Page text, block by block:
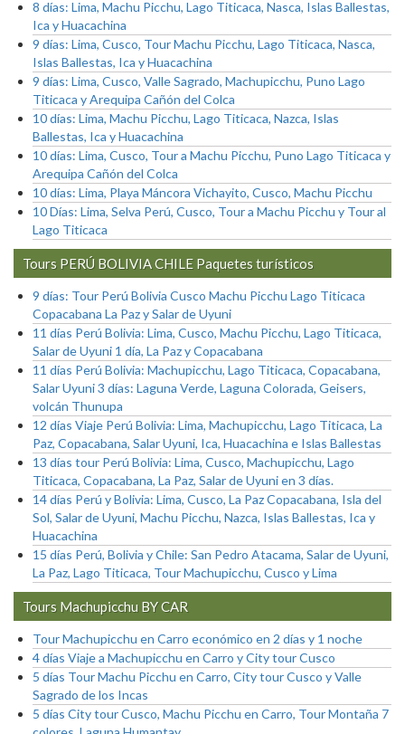
8 días: Lima, Machu Picchu, Lago Titicaca, Nasca, Islas Ballestas,
Ica y Huacachina
9 días: Lima, Cusco, Tour Machu Picchu, Lago Titicaca, Nasca,
Islas Ballestas, Ica y Huacachina
9 días: Lima, Cusco, Valle Sagrado, Machupicchu, Puno Lago
Titicaca y Arequipa Cañón del Colca
10 días: Lima, Machu Picchu, Lago Titicaca, Nazca, Islas
Ballestas, Ica y Huacachina
10 días: Lima, Cusco, Tour a Machu Picchu, Puno Lago Titicaca y
Arequipa Cañón del Colca
10 días: Lima, Playa Máncora Vichayito, Cusco, Machu Picchu
10 Días: Lima, Selva Perú, Cusco, Tour a Machu Picchu y Tour al
Lago Titicaca
Tours PERÚ BOLIVIA CHILE Paquetes turísticos
9 días: Tour Perú Bolivia Cusco Machu Picchu Lago Titicaca
Copacabana La Paz y Salar de Uyuni
11 días Perú Bolivia: Lima, Cusco, Machu Picchu, Lago Titicaca,
Salar de Uyuni 1 día, La Paz y Copacabana
11 días Perú Bolivia: Machupicchu, Lago Titicaca, Copacabana,
Salar Uyuni 3 días: Laguna Verde, Laguna Colorada, Geisers,
volcán Thunupa
12 días Viaje Perú Bolivia: Lima, Machupicchu, Lago Titicaca, La
Paz, Copacabana, Salar Uyuni, Ica, Huacachina e Islas Ballestas
13 días tour Perú Bolivia: Lima, Cusco, Machupicchu, Lago
Titicaca, Copacabana, La Paz, Salar de Uyuni en 3 días.
14 días Perú y Bolivia: Lima, Cusco, La Paz Copacabana, Isla del
Sol, Salar de Uyuni, Machu Picchu, Nazca, Islas Ballestas, Ica y
Huacachina
15 días Perú, Bolivia y Chile: San Pedro Atacama, Salar de Uyuni,
La Paz, Lago Titicaca, Tour Machupicchu, Cusco y Lima
Tours Machupicchu BY CAR
Tour Machupicchu en Carro económico en 2 días y 1 noche
4 días Viaje a Machupicchu en Carro y City tour Cusco
5 días Tour Machu Picchu en Carro, City tour Cusco y Valle
Sagrado de los Incas
5 días City tour Cusco, Machu Picchu en Carro, Tour Montaña 7